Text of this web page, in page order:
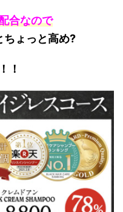
合なので
ちょっと高め?
！